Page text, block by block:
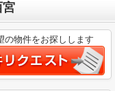
宮
の物件をお探しします